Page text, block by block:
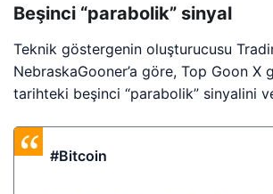
Beşinci “parabolik” sinyal
Teknik göstergenin oluşturucusu
NebraskaGooner’a göre, Top Goon X
tarihteki beşinci “parabolik” sinyalini
#Bitcoin